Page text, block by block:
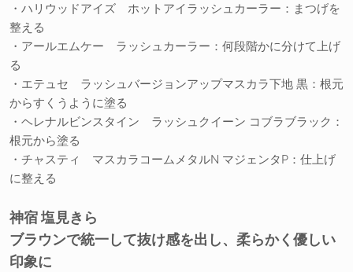
・ハリウッドアイズ ホットアイラッシュカーラー：まつげを
整える
・アールエムケー ラッシュカーラー：何段階かに分けて上げ
る
・エテュセ ラッシュバージョンアップマスカラ下地 黒：根元
からすくうように塗る
・ヘレナルビンスタイン ラッシュクイーン コブラブラック：
根元から塗る
・チャスティ マスカラコームメタルN マジェンタP：仕上げ
に整える
神宿 塩見きら
ブラウンで統一して抜け感を出し、柔らかく優しい
印象に